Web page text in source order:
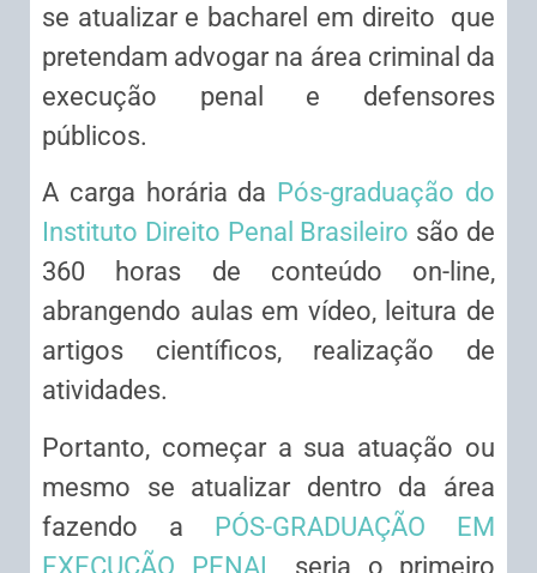
se atualizar e bacharel em direito que
pretendam advogar na área criminal da
execução penal e defensores
públicos.
A carga horária da Pós-graduação do
Instituto Direito Penal Brasileiro são de
360 horas de conteúdo on-line,
abrangendo aulas em vídeo, leitura de
artigos científicos, realização de
atividades.
Portanto, começar a sua atuação ou
mesmo se atualizar dentro da área
fazendo a PÓS-GRADUAÇÃO EM
EXECUÇÃO PENAL
, seria o primeiro